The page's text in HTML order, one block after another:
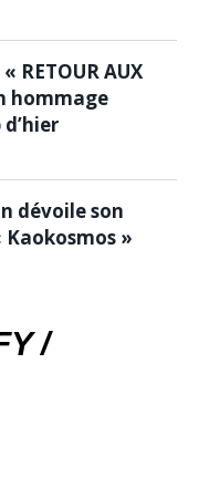
RETOUR AUX
hommage
dévoile son
Kaokosmos »
/